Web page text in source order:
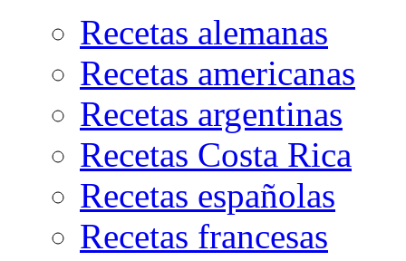
Recetas alemanas
Recetas americanas
Recetas argentinas
Recetas Costa Rica
Recetas españolas
Recetas francesas